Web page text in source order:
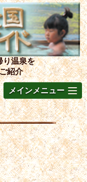
り温泉を
紹介
メインメニュー